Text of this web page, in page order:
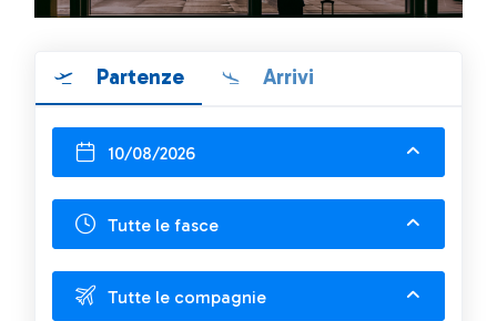
Partenze Arrivi
10/08/2026
Tutte le fasce
Tutte le compagnie